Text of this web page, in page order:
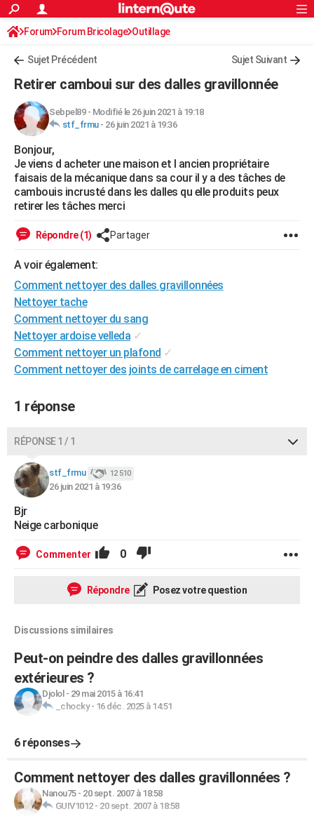
ACTUALITÉS
Politique
Société
Faits Divers
Education
Monde
Villes
+
FINANCE
Retraite
Impôts
Epargne
Immobilier
Risques naturels par ville
Banque
Assurance
Crédit
AUTO
Essais
Réserver un essai
Citadines
Berlines
SUV
Forum auto
+HIGH-TECH
Mobiles
Meilleur smartphone
Internet
Ordinateurs
Jeux vidéo
Guide high-tech
+BRICOLAGE
Forum
Aménagement intérieur
Extérieur
Cuisine
Salle de bains
Jardinage
Rangement
Guides de France
Escapades
Patrimoine
Expositions
Musées
Week-end nature
Art de vivre
Bien-être
Loisirs
Mode
Modes de vie
Alimentation
Guide de la santé
Maladies
Médicaments
Sommeil
VOYAGE
PHOTO
GUIDES D'ACHAT
CARTE DE VOEUX
Carte de Noël
Carte Bonne année
Carte Saint-Valentin
Carte Pâques
Carte d'anniversaire
DICTIONNAIRE
Dictionnaire
Biographies
Citations
Expressions
Proverbes
PROGRAMME TV
S'inscrire
Se connecter
Lycées
Collèges
Primaires
Universités
Entreprises
Service militaire
Avis de recherche
AVIS DE DÉCÈS
FORUM
S'inscrire
Connexion
Forum Forum Bricolage Outillage
Sujet Précédent Sujet Suivant
Retirer camboui sur des dalles gravillonnée
Sebpel89- Modifié le 26 juin 2021 à 19:18
stf_frmu- 26 juin 2021 à 19:36
Bonjour,
Je viens d acheter une maison et l ancien propriétaire
faisais de la mécanique dans sa cour il y a des tâches de
cambouis incrusté dans les dalles qu elle produits peux
retirer les tâches merci
Répondre (1) Partager
A voir également:
Comment nettoyer des dalles gravillonnées
Nettoyer tache
Comment nettoyer du sang
Nettoyer ardoise velleda ✓
Comment nettoyer un plafond ✓
Comment nettoyer des joints de carrelage en ciment
1 réponse
RÉPONSE 1 / 1
stf_frmu 12 510
26 juin 2021 à 19:36
Bjr
Neige carbonique
Commenter 0
Répondre Posez votre question
Discussions similaires
Peut-on peindre des dalles gravillonnées
extérieures ?
Djolol - 29 mai 2015 à 16:41
_chocky- 16 déc. 2025 à 14:51
6 réponses
Comment nettoyer des dalles gravillonnées ?
Nanou75- 20 sept. 2007 à 18:58
GUIV1012- 20 sept. 2007 à 18:58